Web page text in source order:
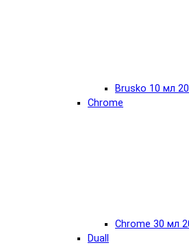
Brusko 10 мл
Chrome
Chrome 30 мл
Duall